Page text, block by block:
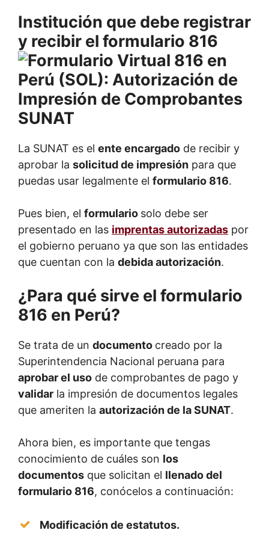
Institución que debe registrar
y recibir el formulario 816
La SUNAT es el ente encargado de recibir y
aprobar la solicitud de impresión para que
puedas usar legalmente el formulario 816.
Pues bien, el formulario solo debe ser
presentado en las imprentas autorizadas por
el gobierno peruano ya que son las entidades
que cuentan con la debida autorización.
¿Para qué sirve el formulario
816 en Perú?
Se trata de un documento creado por la
Superintendencia Nacional peruana para
aprobar el uso de comprobantes de pago y
validar la impresión de documentos legales
que ameriten la autorización de la SUNAT.
Ahora bien, es importante que tengas
conocimiento de cuáles son los
documentos que solicitan el llenado del
formulario 816, conócelos a continuación:
Modificación de estatutos.